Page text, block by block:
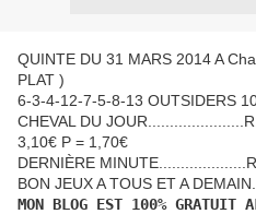
QUINTE DU 31 MARS 2014 A
PLAT )
6-3-4-12-7-5-8-13 OUTSIDERS
CHEVAL DU
3,10€ P = 1,70€
DERNIÈRE
BON JEUX A TOUS ET A DEMAIN.
MON BLOG EST 100% GRATUIT